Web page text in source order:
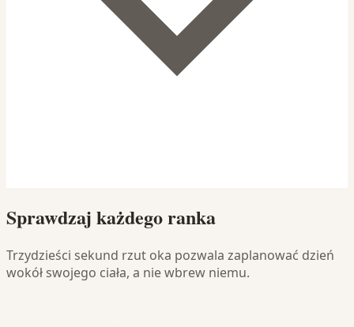
Sprawdzaj każdego ranka
Trzydzieści sekund rzut oka pozwala zaplanować dzień
wokół swojego ciała, a nie wbrew niemu.